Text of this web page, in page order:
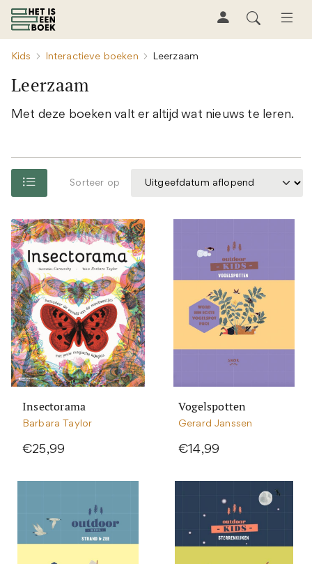
Kids Interactieve boeken Leerzaam
Leerzaam
Met deze boeken valt er altijd wat nieuws te leren.
Sorteer op
Insectorama
Barbara Taylor
€25,99
Vogelspotten
Gerard Janssen
€14,99